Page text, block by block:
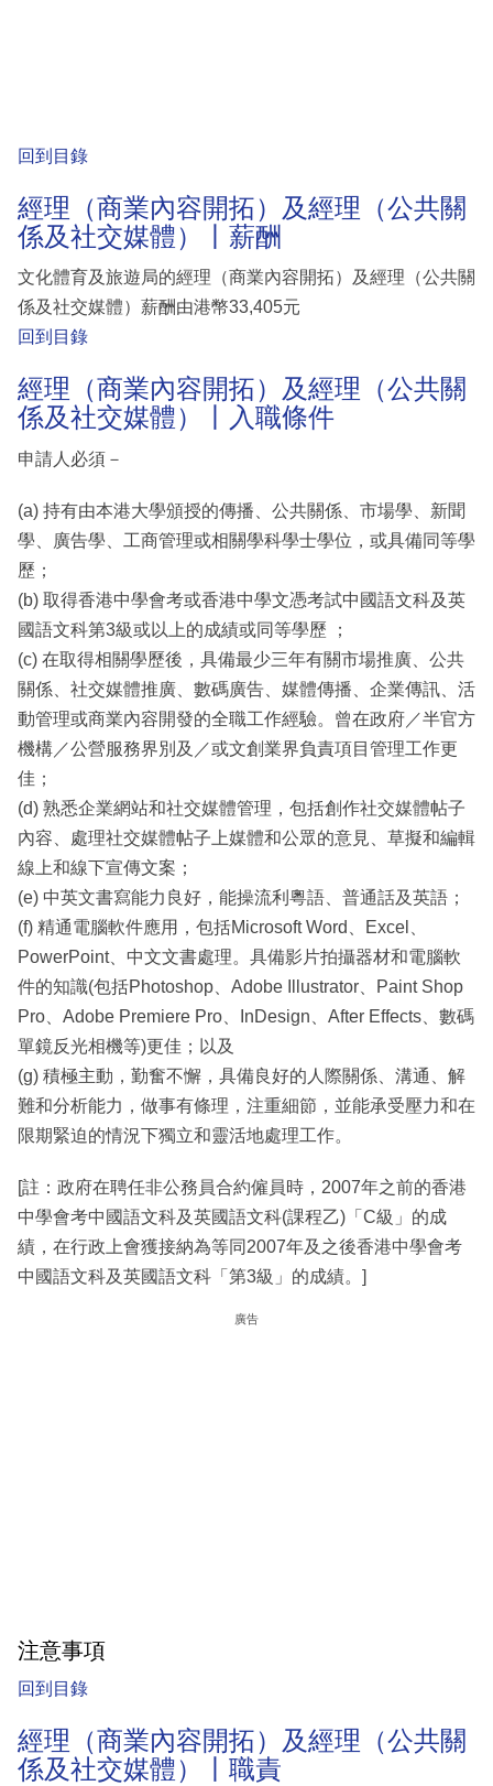
回到目錄
經理（商業內容開拓）及經理（公共關
係及社交媒體）丨薪酬
文化體育及旅遊局的經理（商業內容開拓）及經理（公共關
係及社交媒體）薪酬由港幣33,405元
回到目錄
經理（商業內容開拓）及經理（公共關
係及社交媒體）丨入職條件
申請人必須－
(a) 持有由本港大學頒授的傳播、公共關係、市場學、新聞
學、廣告學、工商管理或相關學科學士學位，或具備同等學
歷；
(b) 取得香港中學會考或香港中學文憑考試中國語文科及英
國語文科第3級或以上的成績或同等學歷 ；
(c) 在取得相關學歷後，具備最少三年有關市場推廣、公共
關係、社交媒體推廣、數碼廣告、媒體傳播、企業傳訊、活
動管理或商業內容開發的全職工作經驗。曾在政府／半官方
機構／公營服務界別及／或文創業界負責項目管理工作更
佳；
(d) 熟悉企業網站和社交媒體管理，包括創作社交媒體帖子
內容、處理社交媒體帖子上媒體和公眾的意見、草擬和編輯
線上和線下宣傳文案；
(e) 中英文書寫能力良好，能操流利粵語、普通話及英語；
(f) 精通電腦軟件應用，包括Microsoft Word、Excel、
PowerPoint、中文文書處理。具備影片拍攝器材和電腦軟
件的知識(包括Photoshop、Adobe Illustrator、Paint Shop
Pro、Adobe Premiere Pro、InDesign、After Effects、數碼
單鏡反光相機等)更佳；以及
(g) 積極主動，勤奮不懈，具備良好的人際關係、溝通、解
難和分析能力，做事有條理，注重細節，並能承受壓力和在
限期緊迫的情況下獨立和靈活地處理工作。
[註：政府在聘任非公務員合約僱員時，2007年之前的香港
中學會考中國語文科及英國語文科(課程乙)「C級」的成
績，在行政上會獲接納為等同2007年及之後香港中學會考
中國語文科及英國語文科「第3級」的成績。]
廣告
注意事項
回到目錄
經理（商業內容開拓）及經理（公共關
係及社交媒體）丨職責